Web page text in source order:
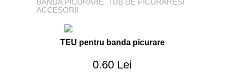
BANDA PICURARE ,TUB DE PICURARESI
ACCESORII
TEU pentru banda picurare
0.60 Lei